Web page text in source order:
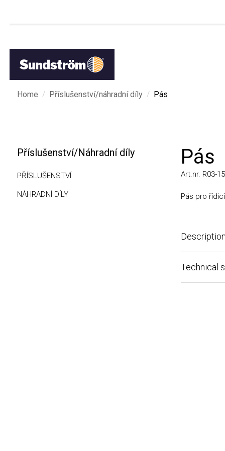
Home / Příslušenství/náhradní díly / Pás
Příslušenství/Náhradní díly
PŘÍSLUŠENSTVÍ
NÁHRADNÍ DÍLY
Pás
Art.nr. R03-1510
Pás pro řídicí
Description
Technical